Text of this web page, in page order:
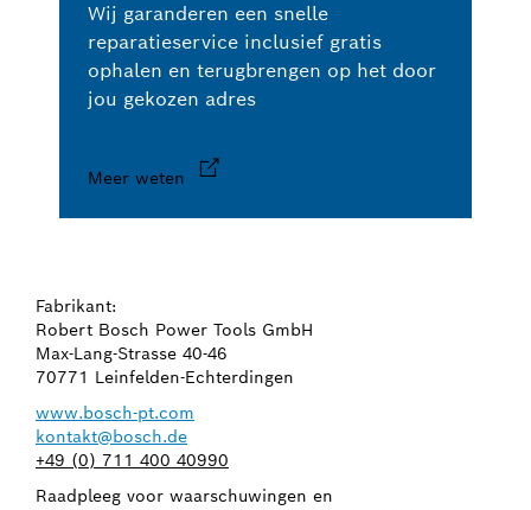
Wij garanderen een snelle
reparatieservice inclusief gratis
ophalen en terugbrengen op het door
jou gekozen adres
Meer weten
Fabrikant:
Robert Bosch Power Tools GmbH
Max-Lang-Strasse 40-46
70771 Leinfelden-Echterdingen
www.bosch-pt.com
kontakt@bosch.de
+49 (0) 711 400 40990
Raadpleeg voor waarschuwingen en